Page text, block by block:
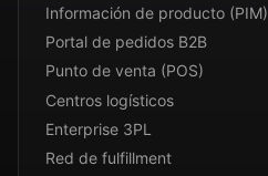
Información de producto (PIM)
Portal de pedidos B2B
Punto de venta (POS)
Centros logísticos
Enterprise 3PL
Red de fulfillment